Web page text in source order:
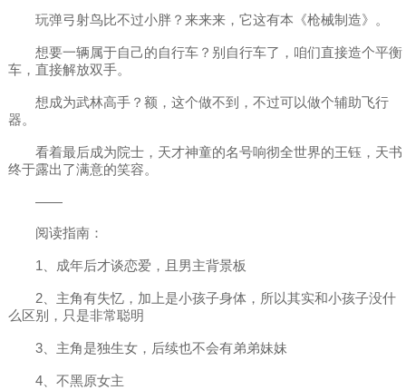
玩弹弓射鸟比不过小胖？来来来，它这有本《枪械制造》。
想要一辆属于自己的自行车？别自行车了，咱们直接造个平衡
车，直接解放双手。
想成为武林高手？额，这个做不到，不过可以做个辅助飞行
器。
看着最后成为院士，天才神童的名号响彻全世界的王钰，天书
终于露出了满意的笑容。
——
阅读指南：
1、成年后才谈恋爱，且男主背景板
2、主角有失忆，加上是小孩子身体，所以其实和小孩子没什
么区别，只是非常聪明
3、主角是独生女，后续也不会有弟弟妹妹
4、不黑原女主